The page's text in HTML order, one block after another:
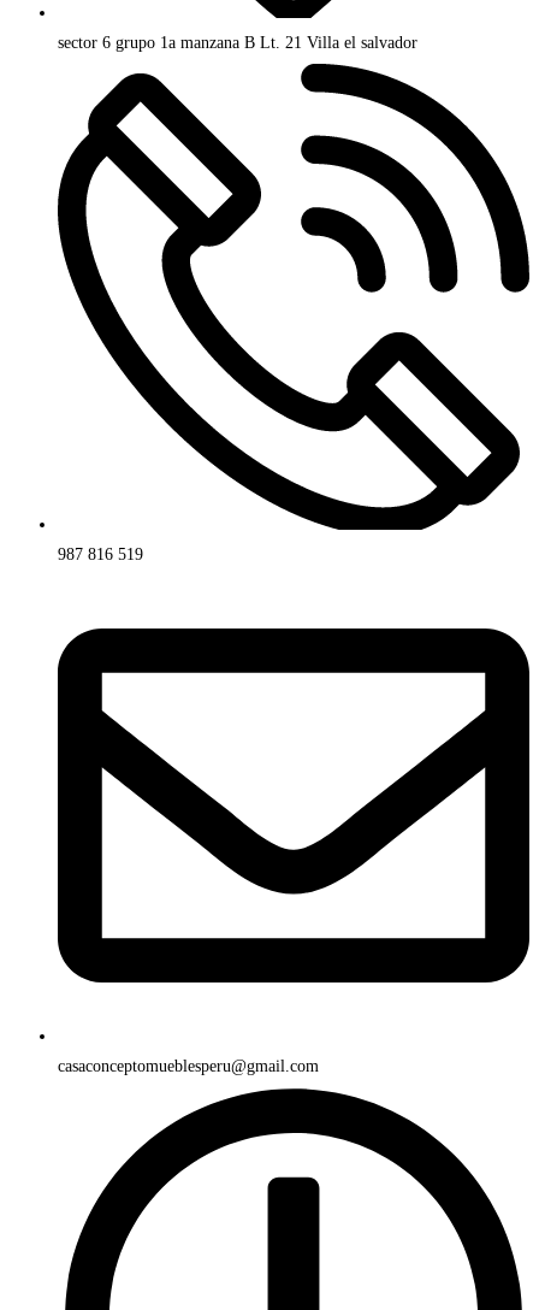
sector 6 grupo 1a manzana B Lt. 21 Villa el salvador
987 816 519
casaconceptomueblesperu@gmail.com